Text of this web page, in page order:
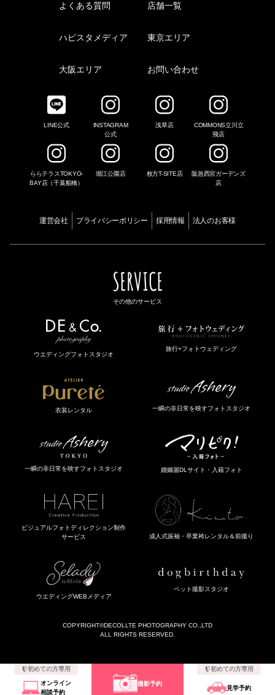
よくある質問 店舗一覧
ハピスタメディア 東京エリア
大阪エリア お問い合わせ
LINE公式
INSTAGRAM
公式
浅草店
COMMONS立川立
飛店
ららテラスTOKYO-
BAY店（千葉船橋）
堀江公園店 枚方T-SITE店
阪急西宮ガーデンズ
店
運営会社 プライバシーポリシー 採用情報 法人のお客様
SERVICE
その他のサービス
ウエディングフォトスタジオ
旅行+フォトウェディング
衣装レンタル 一瞬の非日常を映すフォトスタジオ
一瞬の非日常を映すフォトスタジオ 婚姻届DLサイト・入籍フォト
ビジュアルフォトディレクション制作
サービス
成人式振袖・卒業袴レンタル＆前撮り
ウエディングWEBメディア
ペット撮影スタジオ
COPYRIGHT©DECOLLTE PHOTOGRAPHY CO.,LTD
ALL RIGHTS RESERVED.
初めての方専用
オンライン
相談予約
撮影予約
初めての方専用
見学予約